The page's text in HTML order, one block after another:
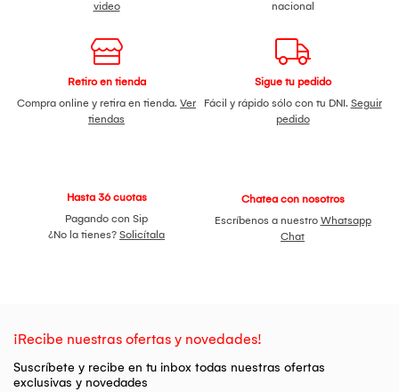
- 1x Base de montaje
video
nacional
Retiro en tienda
Compra online y retira en tienda. Ver
tiendas
Sigue tu pedido
Fácil y rápido sólo con tu DNI. Seguir
pedido
Hasta 36 cuotas
Pagando con Sip
¿No la tienes? Solicítala
Chatea con nosotros
Escríbenos a nuestro Whatsapp
Chat
¡Recibe nuestras ofertas y novedades!
Suscríbete y recibe en tu inbox todas nuestras ofertas
exclusivas y novedades